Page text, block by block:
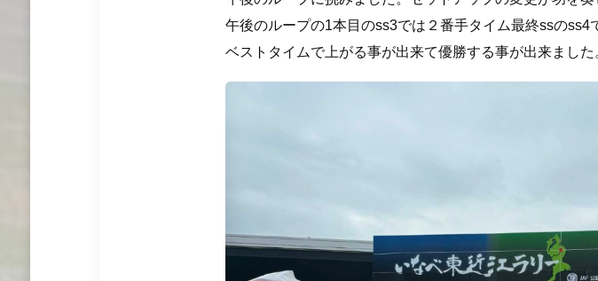
午後のループの1本目のss3では２番手タイム最終ssのss4
ベストタイムで上がる事が出来て優勝する事が出来ました